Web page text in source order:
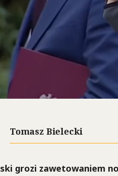
Tomasz Bielecki
grozi zawetowaniem